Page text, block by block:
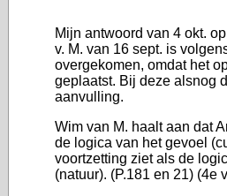
Mijn antwoord van 4 okt.
v. M. van 16 sept. is
overgekomen, omdat het
geplaatst. Bij deze alsnog
aanvulling.
Wim van M. haalt aan dat
de logica van het gevoel
voortzetting ziet als de
(natuur). (P.181 en 21) (4e